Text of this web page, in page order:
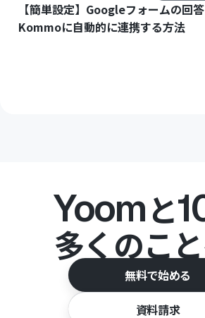
【簡単設定】Googleフォームの回
Kommoに自動的に連携する方法
Yoomと
多くのこと
無料で始める
資料請求